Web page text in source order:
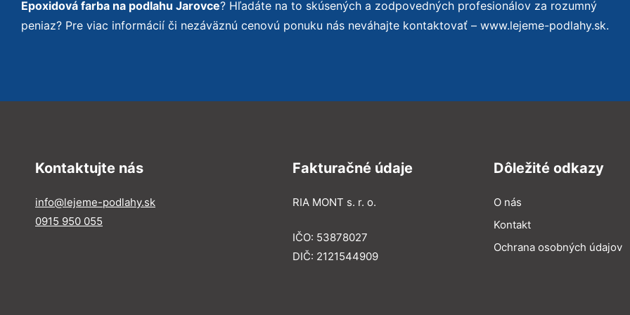
Epoxidová farba na podlahu Jarovce? Hľadáte na to skúsených a zodpovedných profesionálov za rozumný
peniaz? Pre viac informácií či nezáväznú cenovú ponuku nás neváhajte kontaktovať – www.lejeme-podlahy.sk.
Kontaktujte nás
info@lejeme-podlahy.sk
0915 950 055
Fakturačné údaje
RIA MONT s. r. o.
IČO: 53878027
DIČ: 2121544909
Dôležité odkazy
O nás
Kontakt
Ochrana osobných údajov